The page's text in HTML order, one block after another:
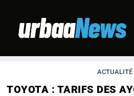
ACTUALITÉ
TOYOTA : TARIFS DES